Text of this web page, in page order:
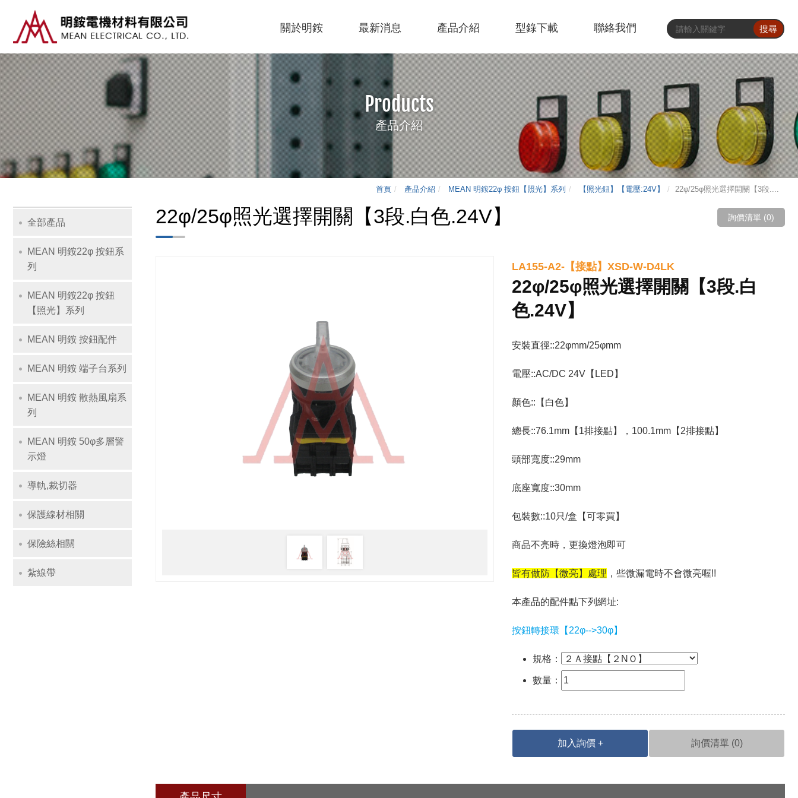
導
覽
Navigation
搜尋
關於明銨 最新消息 產品介紹 型錄下載 聯絡我們
Products
產品介紹
首頁 產品介紹 MEAN 明銨22φ 按鈕【照光】系列 【照光鈕】【電壓:24V】 22φ/25φ照光選擇開關【3段....
22φ/25φ照光選擇開關【3段.白色.24V】 詢價清單 (0)
LA155-A2-【接點】XSD-W-D4LK
22φ/25φ照光選擇開關【3段.白
色.24V】
安裝直徑::22φmm/25φmm
電壓::AC/DC 24V【LED】
顏色::【白色】
總長::76.1mm【1排接點】，100.1mm【2排接點】
頭部寬度::29mm
底座寬度::30mm
包裝數::10只/盒【可零買】
商品不亮時，更換燈泡即可
皆有做防【微亮】處理 ，些微漏電時不會微亮喔!!
本產品的配件點下列網址:
按鈕轉接環【22φ-->30φ】
規格：
數量：
加入詢價 + 詢價清單 (0)
全部產品
MEAN 明銨22φ 按鈕系
列
MEAN 明銨22φ 按鈕
【照光】系列
MEAN 明銨 按鈕配件
MEAN 明銨 端子台系列
MEAN 明銨 散熱風扇系
列
MEAN 明銨 50φ多層警
示燈
導軌,裁切器
保護線材相關
保險絲相關
紮線帶